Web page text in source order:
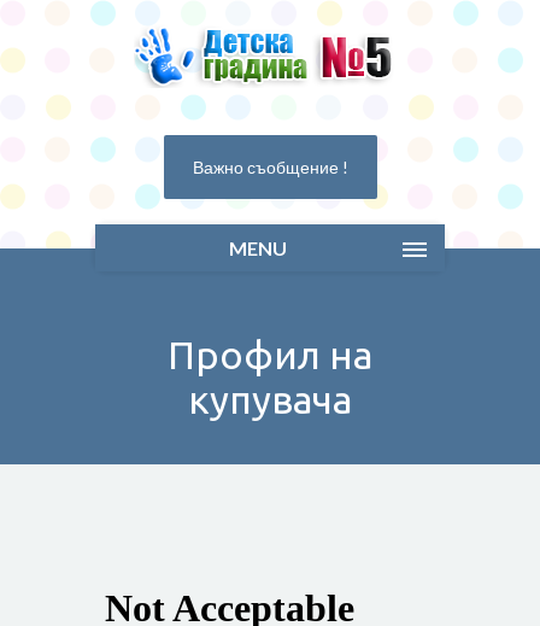
Важно съобщение !
MENU
Профил на
купувача